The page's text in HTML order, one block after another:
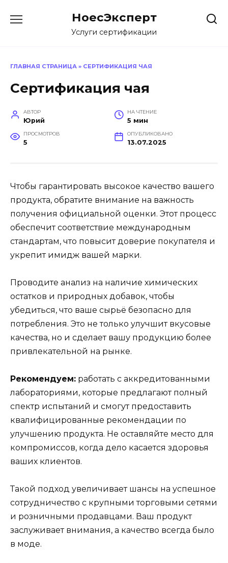
НоесЭксперт
Услуги сертификации
ГЛАВНАЯ СТРАНИЦА » СЕРТИФИКАЦИЯ ЧАЯ
Сертификация чая
АВТОР
Юрий
НА ЧТЕНИЕ
5 мин
ПРОСМОТРОВ
5
ОПУБЛИКОВАНО
13.07.2025
Чтобы гарантировать высокое качество вашего
продукта, обратите внимание на важность
получения официальной оценки. Этот процесс
обеспечит соответствие международным
стандартам, что повысит доверие покупателя и
укрепит имидж вашей марки.
Проводите анализ на наличие химических
остатков и природных добавок, чтобы
убедиться, что ваше сырьё безопасно для
потребления. Это не только улучшит вкусовые
качества, но и сделает вашу продукцию более
привлекательной на рынке.
Рекомендуем: работать с аккредитованными
лабораториями, которые предлагают полный
спектр испытаний и смогут предоставить
квалифицированные рекомендации по
улучшению продукта. Не оставляйте место для
компромиссов, когда дело касается здоровья
ваших клиентов.
Такой подход увеличивает шансы на успешное
сотрудничество с крупными торговыми сетями
и розничными продавцами. Ваш продукт
заслуживает внимания, а качество всегда было
в моде.